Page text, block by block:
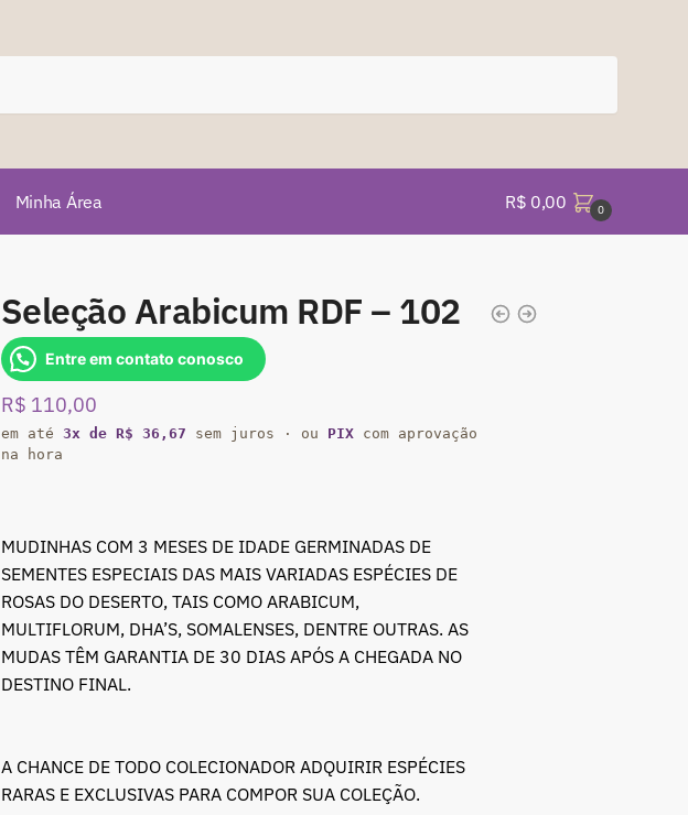
Minha Área R$ 0,00 0
Seleção Arabicum RDF – 102
Entre em contato conosco
R$ 110,00
em até 3x de R$ 36,67 sem juros · ou PIXcom aprovação
na hora
MUDINHAS COM 3 MESES DE IDADE GERMINADAS DE
SEMENTES ESPECIAIS DAS MAIS VARIADAS ESPÉCIES DE
ROSAS DO DESERTO, TAIS COMO ARABICUM,
MULTIFLORUM, DHA’S, SOMALENSES, DENTRE OUTRAS. AS
MUDAS TÊM GARANTIA DE 30 DIAS APÓS A CHEGADA NO
DESTINO FINAL.
A CHANCE DE TODO COLECIONADOR ADQUIRIR ESPÉCIES
RARAS E EXCLUSIVAS PARA COMPOR SUA COLEÇÃO.